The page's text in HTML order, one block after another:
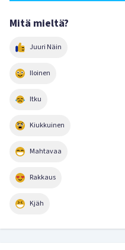
Mitä mieltä?
Juuri Näin
Iloinen
Itku
Kiukkuinen
Mahtavaa
Rakkaus
Kjäh